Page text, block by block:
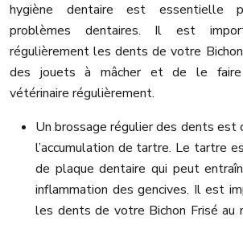
hygiène dentaire est essentielle
problèmes dentaires. Il est
régulièrement les dents de votre
des jouets à mâcher et de le faire
vétérinaire régulièrement.
Un brossage régulier des dents est
l’accumulation de tartre. Le tartre
de plaque dentaire qui peut
inflammation des gencives. Il est
les dents de votre Bichon Frisé au